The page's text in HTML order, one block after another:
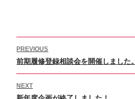
稿
ナ
ゲ
PREVIOUS
Previous
post:
前期履修登録相談会を開催しました。
NEXT
Next